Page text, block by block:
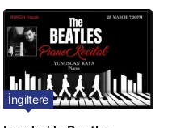
İngiltere